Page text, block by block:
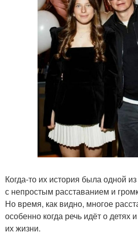
Когда-то их история была одной
с непростым расставанием и
Но время, как видно, многое
особенно когда речь идёт о детях
их жизни.